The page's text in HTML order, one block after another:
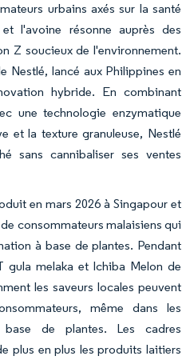
urbains axés sur la santé
l'avoine résonne auprès des
Z soucieux de l'environnement.
Nestlé, lancé aux Philippines en
hybride. En combinant
une technologie enzymatique
et la texture granuleuse, Nestlé
sans cannibaliser ses ventes
en mars 2026 à Singapour et
consommateurs malaisiens qui
à base de plantes. Pendant
gula melaka et Ichiba Melon de
les saveurs locales peuvent
même dans les
base de plantes. Les cadres
plus en plus les produits laitiers